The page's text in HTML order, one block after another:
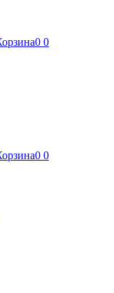
0 0
0 0